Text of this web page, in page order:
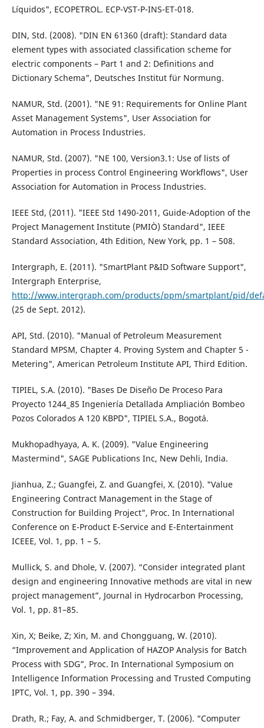
Líquidos", ECOPETROL. ECP-VST-P-INS-ET-018.
DIN, Std. (2008). "DIN EN 61360 (draft): Standard data
element types with associated classification scheme for
electric components – Part 1 and 2: Definitions and
Dictionary Schema", Deutsches Institut für Normung.
NAMUR, Std. (2001). "NE 91: Requirements for Online Plant
Asset Management Systems", User Association for
Automation in Process Industries.
NAMUR, Std. (2007). "NE 100, Version3.1: Use of lists of
Properties in process Control Engineering Workflows", User
Association for Automation in Process Industries.
IEEE Std, (2011). "IEEE Std 1490-2011, Guide-Adoption of the
Project Management Institute (PMIÒ) Standard", IEEE
Standard Association, 4th Edition, New York, pp. 1 – 508.
Intergraph, E. (2011). "SmartPlant P&ID Software Support",
Intergraph Enterprise,
http://www.intergraph.com/products/ppm/smartplant/pid/
(25 de Sept. 2012).
API, Std. (2010). "Manual of Petroleum Measurement
Standard MPSM, Chapter 4. Proving System and Chapter 5 -
Metering", American Petroleum Institute API, Third Edition.
TIPIEL, S.A. (2010). "Bases De Diseño De Proceso Para
Proyecto 1244_85 Ingeniería Detallada Ampliación Bombeo
Pozos Colorados A 120 KBPD", TIPIEL S.A., Bogotá.
Mukhopadhyaya, A. K. (2009). "Value Engineering
Mastermind", SAGE Publications Inc, New Dehli, India.
Jianhua, Z.; Guangfei, Z. and Guangfei, X. (2010). "Value
Engineering Contract Management in the Stage of
Construction for Building Project", Proc. In International
Conference on E-Product E-Service and E-Entertainment
ICEEE, Vol. 1, pp. 1 – 5.
Mullick, S. and Dhole, V. (2007). “Consider integrated plant
design and engineering Innovative methods are vital in new
project management”, Journal in Hydrocarbon Processing,
Vol. 1, pp. 81–85.
Xin, X; Beike, Z; Xin, M. and Chongguang, W. (2010).
“Improvement and Application of HAZOP Analysis for Batch
Process with SDG”, Proc. In International Symposium on
Intelligence Information Processing and Trusted Computing
IPTC, Vol. 1, pp. 390 – 394.
Drath, R.; Fay, A. and Schmidberger, T. (2006). “Computer